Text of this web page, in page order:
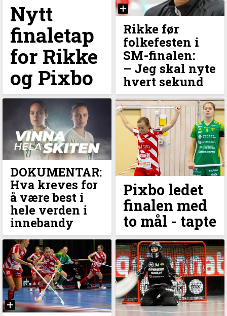
Nytt
finaletap
for Rikke
og Pixbo
Rikke før
folkefesten i
SM-finalen:
–⁠ Jeg skal nyte
hvert sekund
DOKUMENTAR:
Hva kreves for
å være best i
hele verden i
innebandy
Pixbo ledet
finalen med
to mål - tapte